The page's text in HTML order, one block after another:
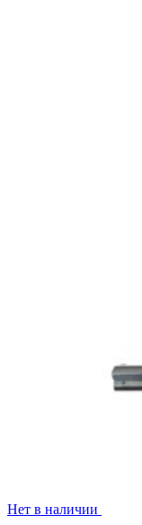
Нет в наличии